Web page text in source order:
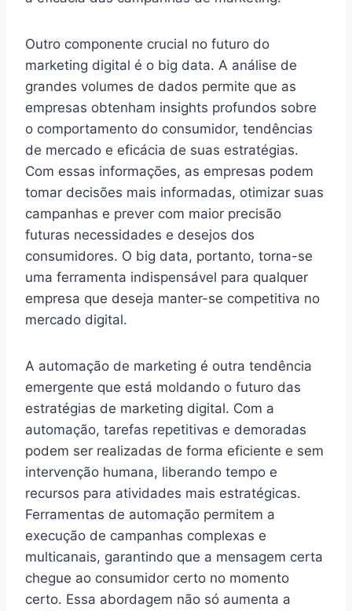
Outro componente crucial no futuro do
marketing digital é o big data. A análise de
grandes volumes de dados permite que as
empresas obtenham insights profundos sobre
o comportamento do consumidor, tendências
de mercado e eficácia de suas estratégias.
Com essas informações, as empresas podem
tomar decisões mais informadas, otimizar suas
campanhas e prever com maior precisão
futuras necessidades e desejos dos
consumidores. O big data, portanto, torna-se
uma ferramenta indispensável para qualquer
empresa que deseja manter-se competitiva no
mercado digital.
A automação de marketing é outra tendência
emergente que está moldando o futuro das
estratégias de marketing digital. Com a
automação, tarefas repetitivas e demoradas
podem ser realizadas de forma eficiente e sem
intervenção humana, liberando tempo e
recursos para atividades mais estratégicas.
Ferramentas de automação permitem a
execução de campanhas complexas e
multicanais, garantindo que a mensagem certa
chegue ao consumidor certo no momento
certo. Essa abordagem não só aumenta a